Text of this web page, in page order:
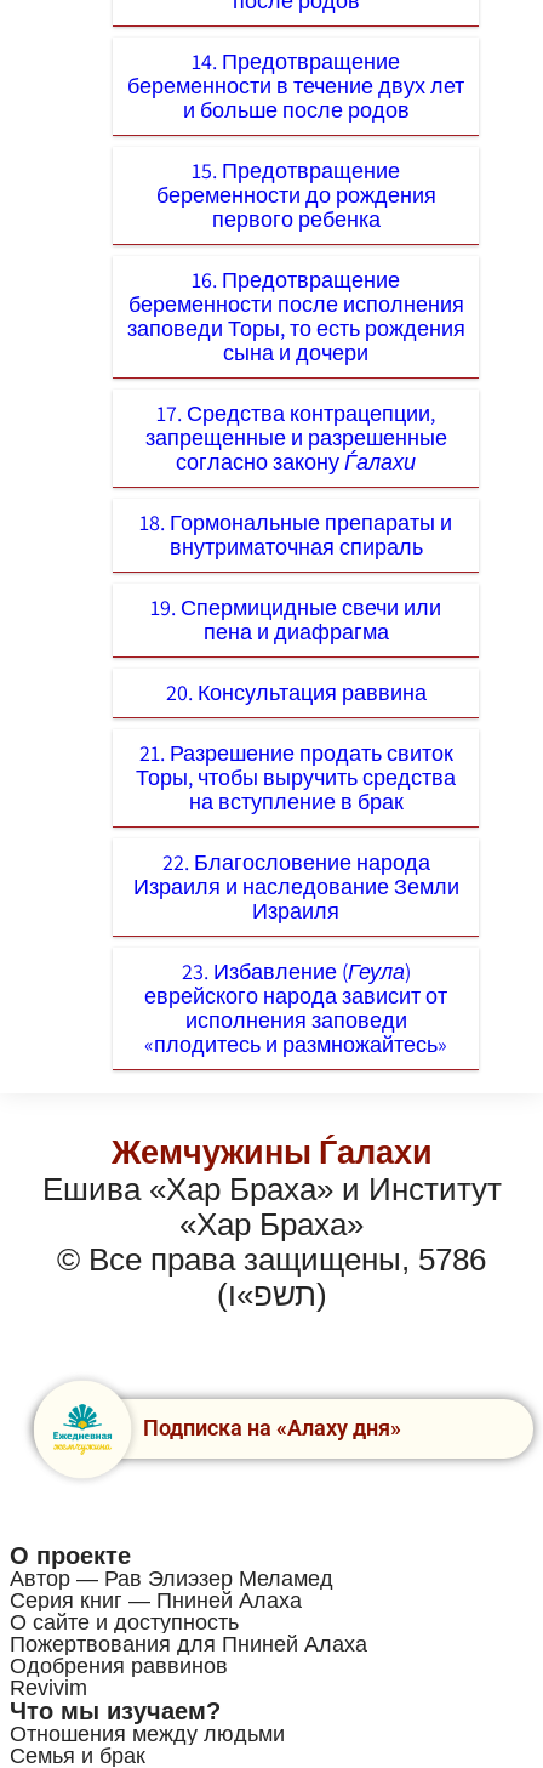
14. Предотвращение
беременности в течение двух лет
и больше после родов
15. Предотвращение
беременности до рождения
первого ребенка
16. Предотвращение
беременности после исполнения
заповеди Торы, то есть рождения
сына и дочери
17. Средства контрацепции,
запрещенные и разрешенные
согласно законуЃалахи
18. Гормональные препараты и
внутриматочная спираль
19. Спермицидные свечи или
пена и диафрагма
20. Консультация раввина
21. Разрешение продать свиток
Торы, чтобы выручить средства
на вступление в брак
22. Благословение народа
Израиля и наследование Земли
Израиля
23. Избавление (Геула)
еврейского народа зависит от
исполнения заповеди
«плодитесь и размножайтесь»
Жемчужины Ѓалахи
Ешива «Хар Браха» и Институт
«Хар Браха»
© Все права защищены, 5786
(תשפ»ו)
Подписка на «Алаху дня»
О проекте
Автор — Рав Элиэзер Меламед
Серия книг — Пниней Алаха
О сайте и доступность
Пожертвования для Пниней Алаха
Одобрения раввинов
Revivim
Что мы изучаем?
Отношения между людьми
Семья и брак